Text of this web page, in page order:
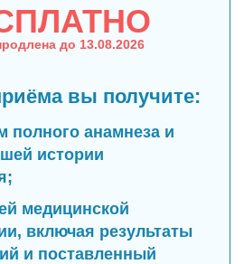
до 13.08.2026
вы получите:
полного анамнеза и
истории
медицинской
включая результаты
и поставленный